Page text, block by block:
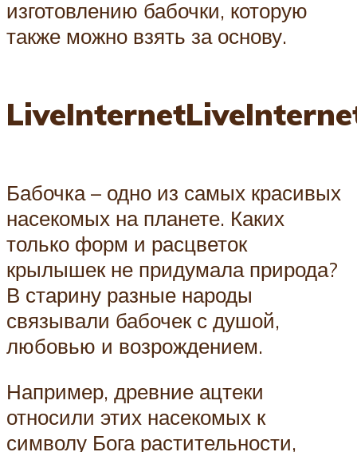
изготовлению бабочки, которую
также можно взять за основу.
Бабочка – одно из самых красивых
насекомых на планете. Каких
только форм и расцветок
крылышек не придумала природа?
В старину разные народы
связывали бабочек с душой,
любовью и возрождением.
Например, древние ацтеки
относили этих насекомых к
символу Бога растительности,